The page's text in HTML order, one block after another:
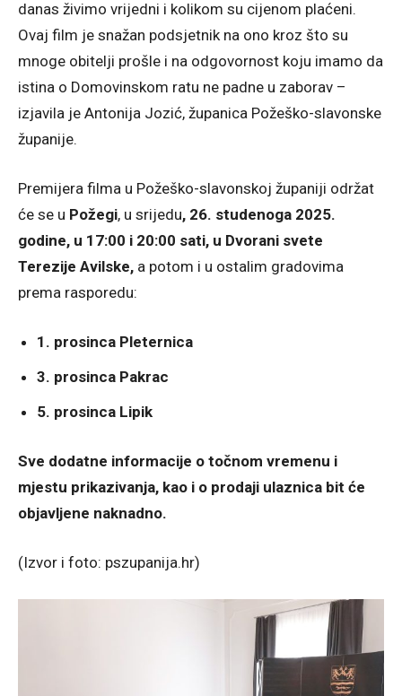
danas živimo vrijedni i kolikom su cijenom plaćeni.
Ovaj film je snažan podsjetnik na ono kroz što su
mnoge obitelji prošle i na odgovornost koju imamo da
istina o Domovinskom ratu ne padne u zaborav –
izjavila je Antonija Jozić, županica Požeško-slavonske
županije.
Premijera filma u Požeško-slavonskoj županiji održat
će se u Požegi, u srijedu, 26. studenoga 2025.
godine, u 17:00 i 20:00 sati, u Dvorani svete
Terezije Avilske, a potom i u ostalim gradovima
prema rasporedu:
1. prosinca Pleternica
3. prosinca Pakrac
5. prosinca Lipik
Sve dodatne informacije o točnom vremenu i
mjestu prikazivanja, kao i o prodaji ulaznica bit će
objavljene naknadno.
(Izvor i foto: pszupanija.hr)